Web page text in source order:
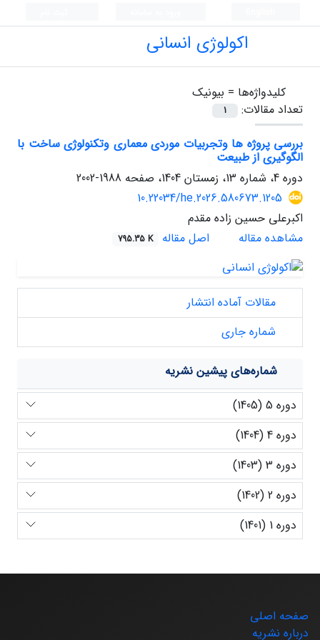
اکولوژی انسانی
کلیدواژه‌ها = بیونیک
تعداد مقالات:
1
بررسی پروژه ها وتجربیات موردی معماری وتکنولوژی ساخت با
الگوگیری از طبیعت
دوره 4، شماره 13، زمستان 1404، صفحه
1988-2002
10.22034/he.2026.580673.1205
اکبرعلی حسین زاده مقدم
مشاهده مقاله
اصل مقاله 795.35 K
مقالات آماده انتشار
شماره جاری
شماره‌های پیشین نشریه
دوره 5 (1405)
دوره 4 (1404)
دوره 3 (1403)
دوره 2 (1402)
دوره 1 (1401)
صفحه اصلی
درباره نشریه